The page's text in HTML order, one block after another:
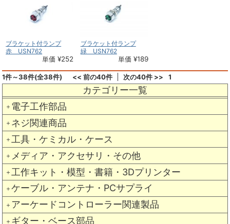
カテゴリー一覧
＋ 電子工作部品
＋ ネジ関連商品
＋ 工具・ケミカル・ケース
＋ メディア・アクセサリ・その他
＋ 工作キット・模型・書籍・3Dプリンター
＋ ケーブル・アンテナ・PCサプライ
＋ アーケードコントローラー関連製品
＋ ギター・ベース部品
ブラケット付ランプ
赤 USN762
単価 ¥252
ブラケット付ランプ
緑 USN762
単価 ¥189
1件～38件(全38件) << 前の40件 次の40件 >> 1